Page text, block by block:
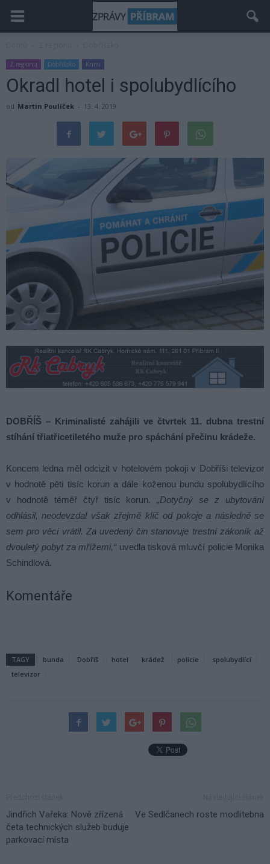
Z regionu Dobříšsko Krimi
Okradl hotel i spolubydlícího
od Martin Poulíček - 13. 4. 2019
DOBŘÍŠ – Kriminalisté zahájili ve čtvrtek 11. dubna trestní
stíhání třiatřicetiletého muže pro spáchání přečinu krádeže.
Koncem ledna měl odcizit v hotelovém pokoji v Dobříši televizor
v hodnotě pěti tisíc korun a dále koženou bundu spolubydlícího
v hodnotě téměř čtyř tisíc korun.„Dotyčný se z ubytování
odhlásil, neodevzdal však zřejmě klíč od pokoje a následně se
sem pro věci vrátil. Za uvedený čin stanovuje trestní zákoník až
dvouletý pobyt za mřížemi,“ uvedla tisková mluvčí policie Monika
Schindlová.
Komentáře
TAGY bunda Dobříš hotel krádež policie
spolubydlící
televizor
Jindřich Vařeka: Nově zřízená
četa technických služeb buduje
parkovací místa
Ve Sedlčanech roste modlitebna